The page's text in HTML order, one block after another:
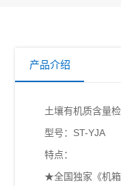
产品介绍
土壤有机质含量检
型号：ST-YJA
特点：
★全国独家《机箱/